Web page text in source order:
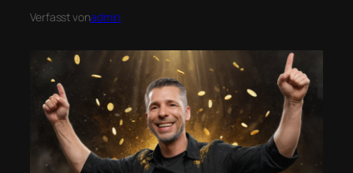
Verfasst vonadmin